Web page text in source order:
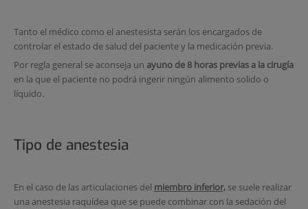
Tanto el médico como el anestesista serán los encargados de
controlar el estado de salud del paciente y la medicación previa.
Por regla general se aconseja un ayuno de 8 horas previas a la cirugía
en la que el paciente no podrá ingerir ningún alimento solido o
líquido.
Tipo de anestesia
En el caso de las articulaciones del miembro inferior,se suele realizar
una anestesia raquídea que se puede combinar con la sedación del